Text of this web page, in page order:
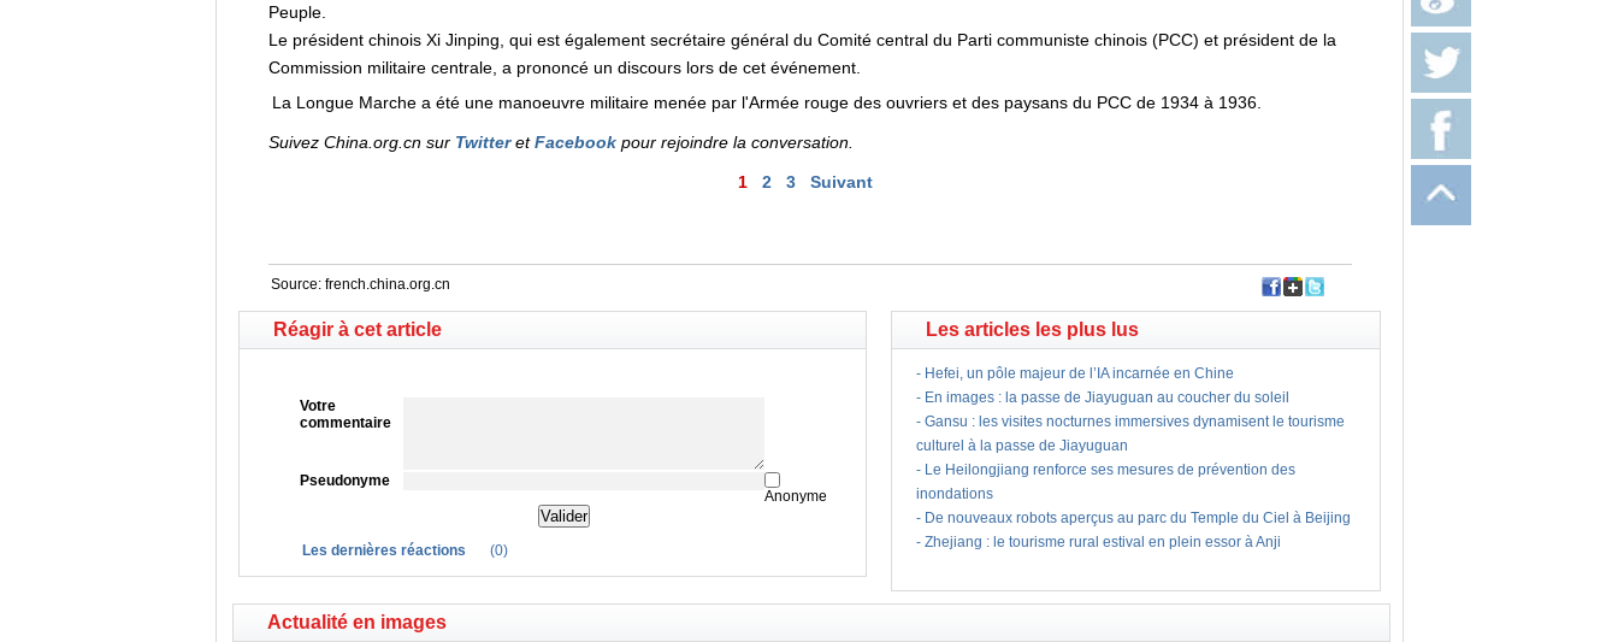
Peuple.
Le président chinois Xi Jinping, qui est également secrétaire général du Comité central du Parti communiste chinois (PCC) et président de la
Commission militaire centrale, a prononcé un discours lors de cet événement.
La Longue Marche a été une manoeuvre militaire menée par l'Armée rouge des ouvriers et des paysans du PCC de 1934 à 1936.
Suivez China.org.cn sur TwitteretFacebookpour rejoindre la conversation.
1 2 3 Suivant
Source: french.china.org.cn
Réagir à cet article
Votre
commentaire
Pseudonyme
Anonyme
Les dernières réactions (0)
Les articles les plus lus
- Hefei, un pôle majeur de l’IA incarnée en Chine
- En images : la passe de Jiayuguan au coucher du soleil
- Gansu : les visites nocturnes immersives dynamisent le tourisme
culturel à la passe de Jiayuguan
- Le Heilongjiang renforce ses mesures de prévention des
inondations
- De nouveaux robots aperçus au parc du Temple du Ciel à Beijing
- Zhejiang : le tourisme rural estival en plein essor à Anji